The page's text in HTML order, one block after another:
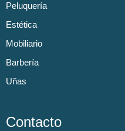
Peluquería
Estética
Mobiliario
Barbería
Uñas
Contacto